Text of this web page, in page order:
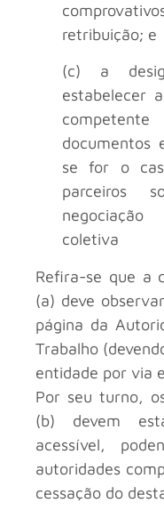
retribuição; e
(c) a
estabelecer
documentos
se for o
parceiros
negociação
coletiva
Refira-se que a
(a) deve
página da
Trabalho
entidade por via
Por seu turno,
(b) devem
acessível,
autoridades
cessação do